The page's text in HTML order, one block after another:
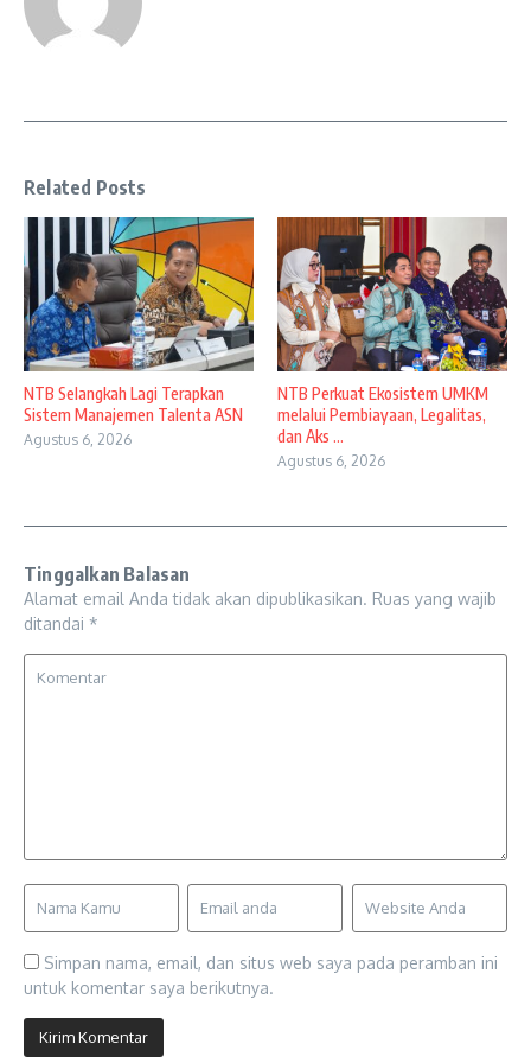
Related Posts
NTB Selangkah Lagi Terapkan
Sistem Manajemen Talenta ASN
Agustus 6, 2026
NTB Perkuat Ekosistem UMKM
melalui Pembiayaan, Legalitas,
dan Aks ...
Agustus 6, 2026
Tinggalkan Balasan
Alamat email Anda tidak akan dipublikasikan. Ruas yang wajib
ditandai *
Simpan nama, email, dan situs web saya pada peramban ini
untuk komentar saya berikutnya.